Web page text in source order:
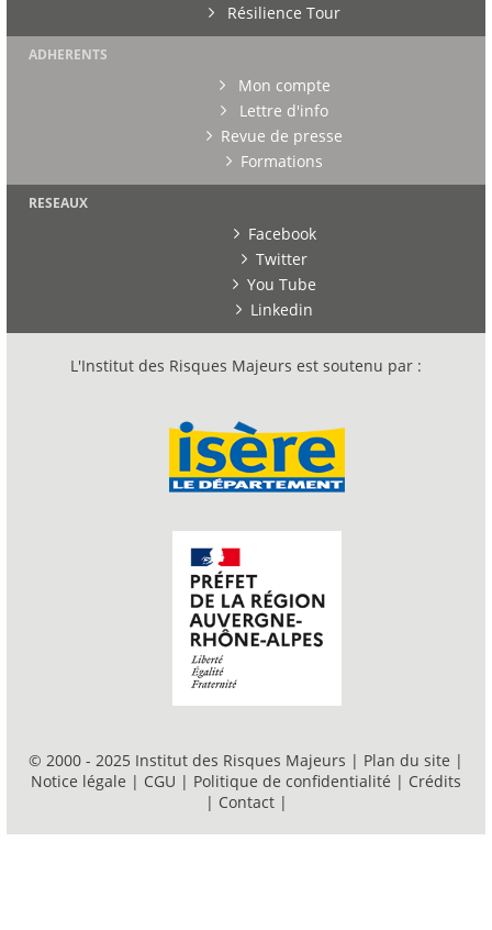
Résilience Tour
ADHERENTS
Mon compte
Lettre d'info
Revue de presse
Formations
RESEAUX
Facebook
Twitter
You Tube
Linkedin
L'Institut des Risques Majeurs est soutenu par :
© 2000 - 2025 Institut des Risques Majeurs | Plan du site |
Notice légale | CGU | Politique de confidentialité | Crédits
| Contact |